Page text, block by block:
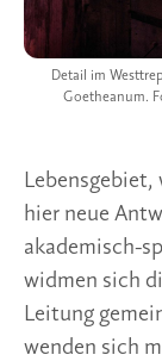
Detail im
Goetheanum.
Lebensgebiet,
hier neue
akademisch-
widmen sich
Leitung
wenden sich